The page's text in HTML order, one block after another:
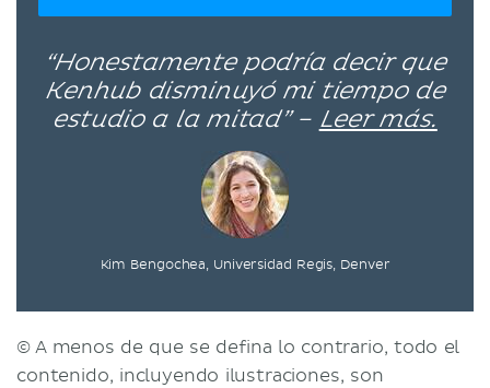
“Honestamente podría decir que
Kenhub disminuyó mi tiempo de
estudio a la mitad” – Leer más.
Kim Bengochea, Universidad Regis, Denver
© A menos de que se defina lo contrario, todo el
contenido, incluyendo ilustraciones, son